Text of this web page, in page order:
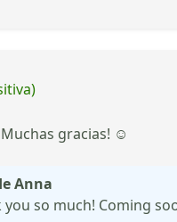
gracias! ☺️
Anna
so much! Coming